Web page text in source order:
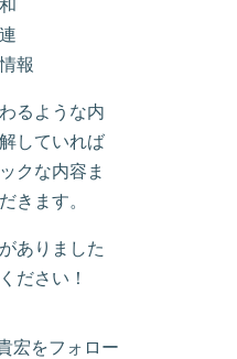
報
るような内
していれば
クな内容ま
きます。
ありました
ださい！
宏をフォロー